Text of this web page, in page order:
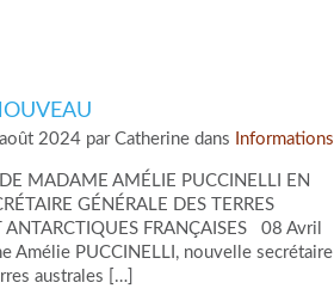
2024 par Catherine dans Informations
MADAME AMÉLIE PUCCINELLI EN
GÉNÉRALE DES TERRES
ANTARCTIQUES FRANÇAISES 08 Avril
Amélie PUCCINELLI, nouvelle secrétaire
australes […]